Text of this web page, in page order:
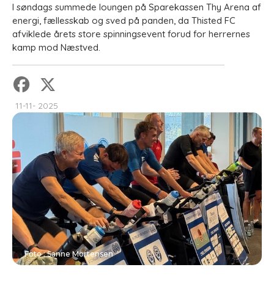
I søndags summede loungen på Sparekassen Thy Arena af
energi, fællesskab og sved på panden, da Thisted FC
afviklede årets store spinningsevent forud for herrernes
kamp mod Næstved.
11-11- 2025
Foto : Sanne Mortensen